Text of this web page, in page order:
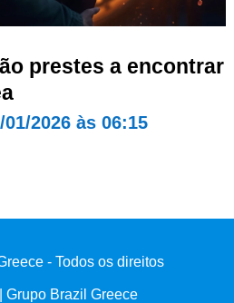
prestes a encontrar
01/2026 às 06:15
- Todos os direitos
Grupo Brazil Greece